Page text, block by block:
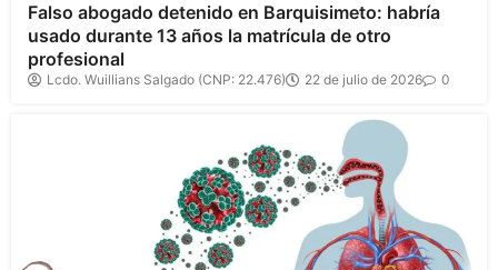
Falso abogado detenido en Barquisimeto: habría
usado durante 13 años la matrícula de otro
profesional
Lcdo. Wuillians Salgado (CNP: 22.476) 22 de julio de 2026 0